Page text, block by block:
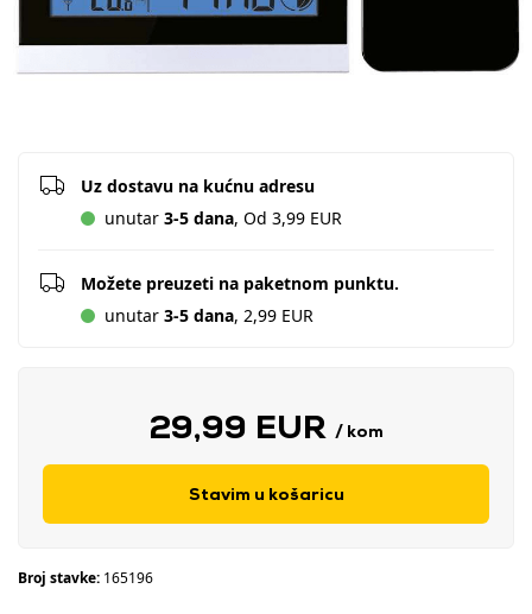
Uz dostavu na kućnu adresu
unutar 3-5 dana, Od 3,99 EUR
Možete preuzeti na paketnom punktu.
unutar 3-5 dana, 2,99 EUR
29,99 EUR / kom
Stavim u košaricu
Broj stavke: 165196